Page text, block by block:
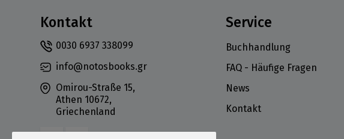
Kontakt
0030 6937 338099
info@notosbooks.gr
Omirou-Straße 15,
Athen 10672,
Griechenland
Service
Buchhandlung
FAQ - Häufige Fragen
News
Kontakt